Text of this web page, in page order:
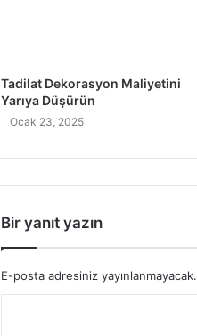
Tadilat Dekorasyon Maliyetini
Yarıya Düşürün
Ocak 23, 2025
Bir yanıt yazın
E-posta adresiniz yayınlanmayacak.